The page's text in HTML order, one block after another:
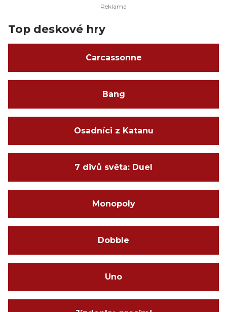
Top deskové hry
Carcassonne
Bang
Osadníci z Katanu
7 divů světa: Duel
Monopoly
Dobble
Uno